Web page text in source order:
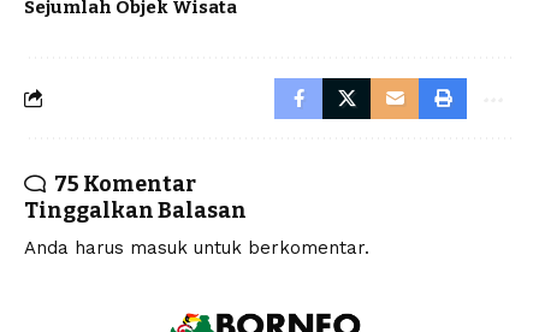
Sejumlah Objek Wisata
75 Komentar
Tinggalkan Balasan
Anda harus masuk untuk berkomentar.